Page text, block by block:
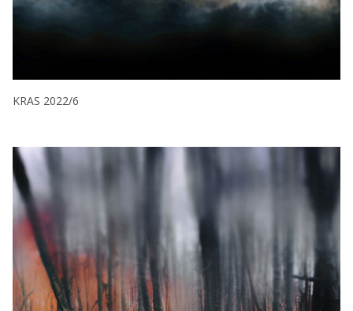
KRAS 2022/6